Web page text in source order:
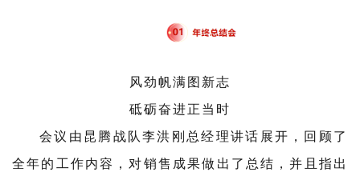
风劲帆满图新志
砥砺奋进正当时
会议由昆腾战队李洪刚总经理讲话展开，回顾了
全年的工作内容，对销售成果做出了总结，并且指出